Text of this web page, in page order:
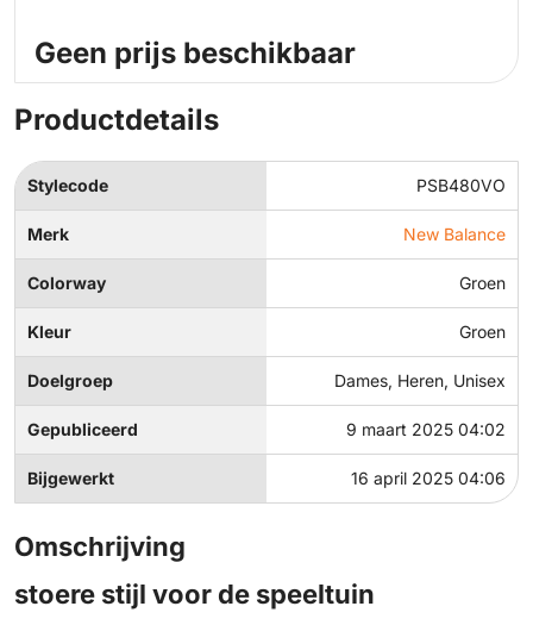
Geen prijs beschikbaar
Productdetails
Stylecode PSB480VO
Merk New Balance
Colorway Groen
Kleur Groen
Doelgroep Dames, Heren, Unisex
Gepubliceerd 9 maart 2025 04:02
Bijgewerkt 16 april 2025 04:06
Omschrijving
stoere stijl voor de speeltuin